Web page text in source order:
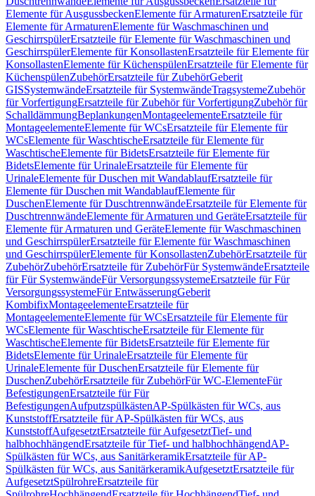
Elemente für AusgussbeckenElemente für ArmaturenErsatzteile für
Elemente für ArmaturenElemente für Waschmaschinen und
GeschirrspülerErsatzteile für Elemente für Waschmaschinen und
GeschirrspülerElemente für KonsollastenErsatzteile für Elemente für
KonsollastenElemente für KüchenspülenErsatzteile für Elemente für
KüchenspülenZubehörErsatzteile für ZubehörGeberit
GISSystemwändeErsatzteile für SystemwändeTragsystemeZubehör
für VorfertigungErsatzteile für Zubehör für VorfertigungZubehör für
SchalldämmungBeplankungenMontageelementeErsatzteile für
MontageelementeElemente für WCsErsatzteile für Elemente für
WCsElemente für WaschtischeErsatzteile für Elemente für
WaschtischeElemente für BidetsErsatzteile für Elemente für
BidetsElemente für UrinaleErsatzteile für Elemente für
UrinaleElemente für Duschen mit WandablaufErsatzteile für
Elemente für Duschen mit WandablaufElemente für
DuschenElemente für DuschtrennwändeErsatzteile für Elemente für
DuschtrennwändeElemente für Armaturen und GeräteErsatzteile für
Elemente für Armaturen und GeräteElemente für Waschmaschinen
und GeschirrspülerErsatzteile für Elemente für Waschmaschinen
und GeschirrspülerElemente für KonsollastenZubehörErsatzteile für
ZubehörZubehörErsatzteile für ZubehörFür SystemwändeErsatzteile
für Für SystemwändeFür VersorgungssystemeErsatzteile für Für
VersorgungssystemeFür EntwässerungGeberit
KombifixMontageelementeErsatzteile für
MontageelementeElemente für WCsErsatzteile für Elemente für
WCsElemente für WaschtischeErsatzteile für Elemente für
WaschtischeElemente für BidetsErsatzteile für Elemente für
BidetsElemente für UrinaleErsatzteile für Elemente für
UrinaleElemente für DuschenErsatzteile für Elemente für
DuschenZubehörErsatzteile für ZubehörFür WC-ElementeFür
BefestigungenErsatzteile für Für
BefestigungenAufputzspülkästenAP-Spülkästen für WCs, aus
KunststoffErsatzteile für AP-Spülkästen für WCs, aus
KunststoffAufgesetztErsatzteile für AufgesetztTief- und
halbhochhängendErsatzteile für Tief- und halbhochhängendAP-
Spülkästen für WCs, aus SanitärkeramikErsatzteile für AP-
Spülkästen für WCs, aus SanitärkeramikAufgesetztErsatzteile für
AufgesetztSpülrohreErsatzteile für